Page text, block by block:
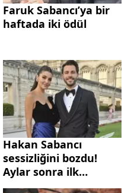
Faruk Sabancı’ya bir
haftada iki ödül
Hakan Sabancı
sessizliğini bozdu!
Aylar sonra ilk
paylaşım